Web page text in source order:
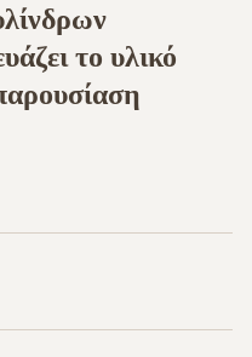
το υλικό